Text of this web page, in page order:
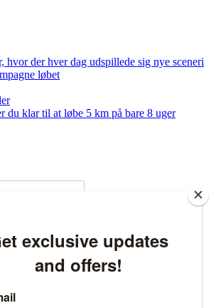
der hver dag udspillede sig nye sceneri
løbet
du klar til at løbe 5 km på bare 8 uger